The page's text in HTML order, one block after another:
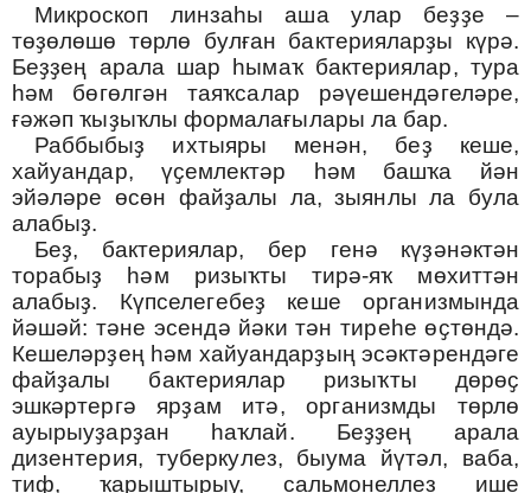
Микроскоп линзаһы аша улар беҙҙе –
төҙөлөшө төрлө булған бактерияларҙы күрә.
Беҙҙең арала шар һымаҡ бактериялар, тура
һәм бөгөлгән таяҡсалар рәүешендәгеләре,
ғәжәп ҡыҙыҡлы формалағылары ла бар.
Раббыбыҙ ихтыяры менән, беҙ кеше,
хайуандар, үҫемлектәр һәм башҡа йән
эйәләре өсөн файҙалы ла, зыянлы ла була
алабыҙ.
Беҙ, бактериялар, бер генә күҙәнәктән
торабыҙ һәм ризыҡты тирә-яҡ мөхиттән
алабыҙ. Күпселегебеҙ кеше организмында
йәшәй: тәне эсендә йәки тән тиреһе өҫтөндә.
Кешеләрҙең һәм хайуандарҙың эсәктәрендәге
файҙалы бактериялар ризыҡты дөрөҫ
эшкәртергә ярҙам итә, организмды төрлө
ауырыуҙарҙан һаҡлай. Беҙҙең арала
дизентерия, туберкулез, быума йүтәл, ваба,
тиф, ҡарыштырыу, сальмонеллез ише